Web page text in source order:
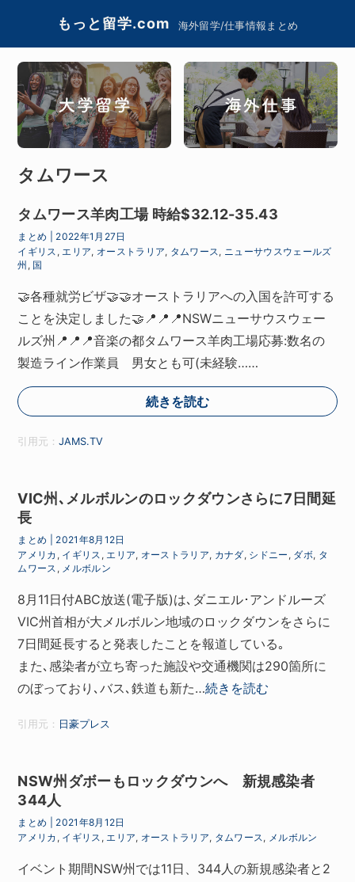
もっと留学.com 海外留学/仕事情報まとめ
タムワース
タムワース羊肉工場 時給$32.12-35.43
まとめ
2022年1月27日
イギリス , エリア, オーストラリア, タムワース , ニューサウスウェールズ
州 , 国
🤝各種就労ビザ🤝🤝オーストラリアへの入国を許可する
ことを決定しました🤝📍📍📍NSWニューサウスウェー
ルズ州📍📍📍音楽の都タムワース羊肉工場応募:数名の
製造ライン作業員 男女とも可(未経験……
続きを読む
引用元：JAMS.TV
VIC州､メルボルンのロックダウンさらに7日間延
長
まとめ
2021年8月12日
アメリカ , イギリス , エリア, オーストラリア, カナダ, シドニー , ダボ, タ
ムワース , メルボルン
8月11日付ABC放送(電子版)は､ダニエル･アンドルーズ
VIC州首相が大メルボルン地域のロックダウンをさらに
7日間延長すると発表したことを報道している｡
また､感染者が立ち寄った施設や交通機関は290箇所に
のぼっており､バス､鉄道も新た…続きを読む
引用元： 日豪プレス
NSW州ダボーもロックダウンへ 新規感染者
344人
まとめ
2021年8月12日
アメリカ , イギリス , エリア, オーストラリア, タムワース , メルボルン
イベント期間NSW州では11日、344人の新規感染者と2